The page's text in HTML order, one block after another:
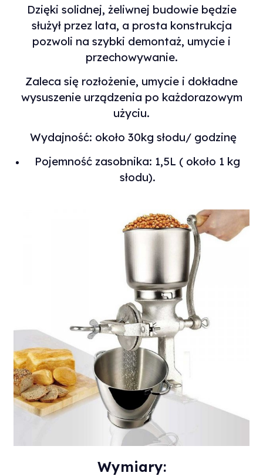
Dzięki solidnej, żeliwnej budowie będzie
służył przez lata, a prosta konstrukcja
pozwoli na szybki demontaż, umycie i
przechowywanie.
Zaleca się rozłożenie, umycie i dokładne
wysuszenie urządzenia po każdorazowym
użyciu.
Wydajność: około 30kg słodu/ godzinę
Pojemność zasobnika: 1,5L ( około 1 kg
słodu).
Wymiary: